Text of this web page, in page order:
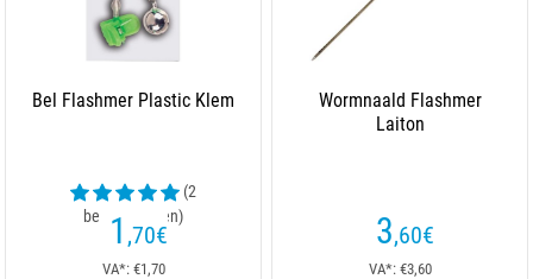
Bel Flashmer Plastic Klem
(2
beoordelingen)
1 ,70€
VA*: €1,70
Wormnaald Flashmer
Laiton
3,60€
VA*: €3,60